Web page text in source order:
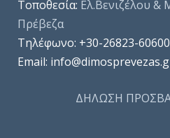
Τοποθεσία: Ελ.Βενιζέλου
Πρέβεζα
Τηλέφωνo: +30-26823-
Email:
ΔΗΛΩΣΗ